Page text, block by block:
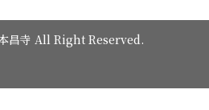
昌寺 All Right Reserved.